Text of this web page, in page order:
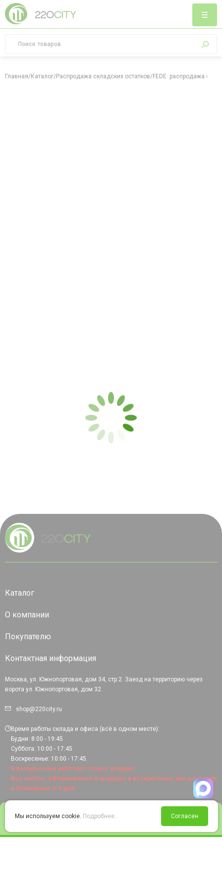
Войти Избранное Корзина
Главная/Каталог/Распродажа складских остатков/FEDE: распродажа
Каталог
О компании
Покупателю
Контактная информация
Москва, ул. Южнопортовая, дом 34, стр.2. Заезд на территорию через
ворота ул. Южнопортовая, дом 32.
shop@220city.ru
Время работы склада и офиса (всё в одном месте):
Будни: 8:00 - 19:45
Суббота: 10:00 - 17:45
Воскресенье: 10:00 - 17:45.
В воскресенье работает только шоурум!
Все заказы, оформленные в шоуруме в воскресенье, мы доставим
в ближайшие 2-3 дня.
Мы используем cookie. Подробнее... Согласен